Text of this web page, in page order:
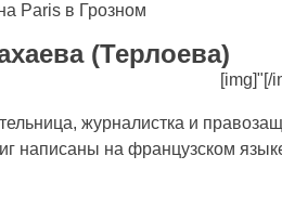
Paris в Грозном
(Терлоева)
[img]"[/
журналистка и
написаны на французском